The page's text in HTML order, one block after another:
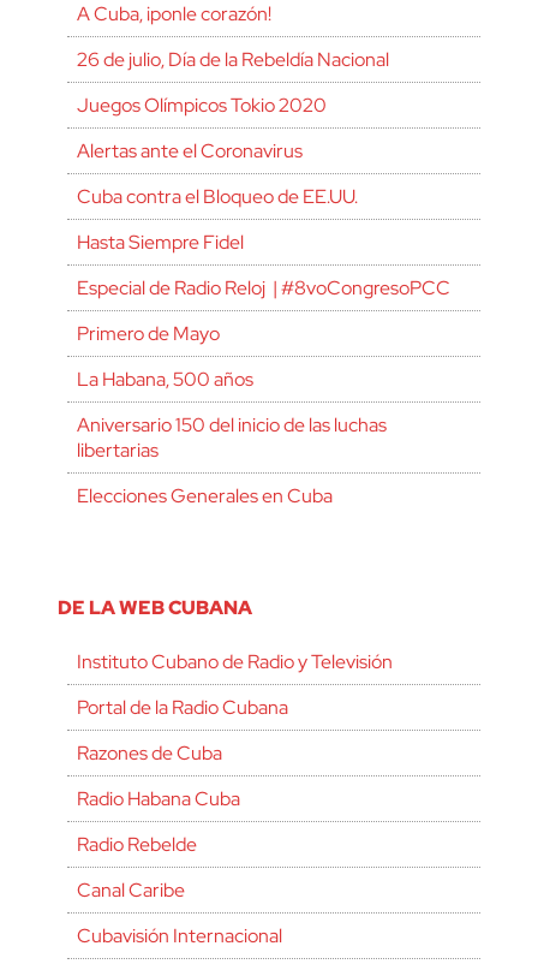
A Cuba, ¡ponle corazón!
26 de julio, Día de la Rebeldía Nacional
Juegos Olímpicos Tokio 2020
Alertas ante el Coronavirus
Cuba contra el Bloqueo de EE.UU.
Hasta Siempre Fidel
Especial de Radio Reloj | #8voCongresoPCC
Primero de Mayo
La Habana, 500 años
Aniversario 150 del inicio de las luchas
libertarias
Elecciones Generales en Cuba
DE LA WEB CUBANA
Instituto Cubano de Radio y Televisión
Portal de la Radio Cubana
Razones de Cuba
Radio Habana Cuba
Radio Rebelde
Canal Caribe
Cubavisión Internacional